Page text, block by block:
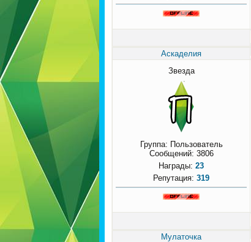
Аскаделия
Звезда
Группа: Пользователь
Сообщений: 3806
Награды: 23
Репутация: 319
Мулаточка